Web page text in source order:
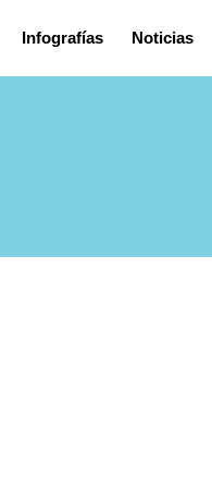
Infografías Noticias